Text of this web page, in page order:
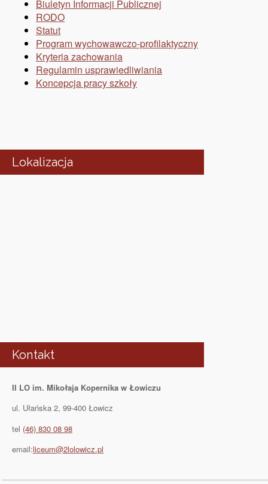
Biuletyn Informacji Publicznej
RODO
Statut
Program wychowawczo-profilaktyczny
Kryteria zachowania
Regulamin usprawiedliwiania
Koncepcja pracy szkoły
Lokalizacja
Kontakt
II LO im. Mikołaja Kopernika w Łowiczu
ul. Ułańska 2, 99-400 Łowicz
tel (46) 830 08 98
email:liceum@2lolowicz.pl